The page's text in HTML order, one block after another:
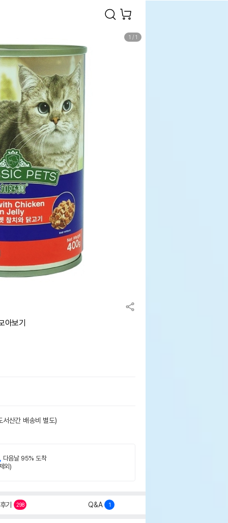
1 / 1
아보기
서산간 배송비 별도)
다음날 95% 도착
외)
후기 298 Q&A 1